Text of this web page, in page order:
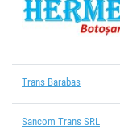
Trans Barabas
Sancom Trans SRL